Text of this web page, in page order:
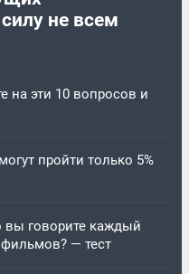
не всем
на эти 10 вопросов и
пройти только 5%
вы говорите каждый
— тест